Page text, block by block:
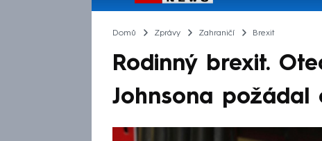
Pořady
Domů Zprávy Zahraničí Brexit
Rodinný brexit.
Johnsona